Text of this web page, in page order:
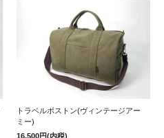
トラベルボストン(ヴィンテージアー
ミー)
16,500円(内税)